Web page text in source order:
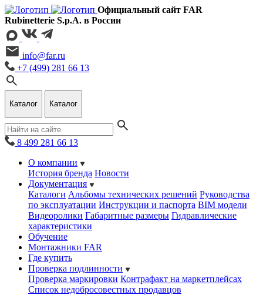
Официальный сайт FAR
Rubinetterie S.p.A. в России
info@far.ru
+7 (499) 281 66 13
Каталог Каталог
8 499 281 66 13
О компании
История бренда Новости
Документация
Каталоги Альбомы технических решений Руководства
по эксплуатации Инструкции и паспорта BIM модели
Видеоролики Габаритные размеры Гидравлические
характеристики
Обучение
Монтажники FAR
Где купить
Проверка подлинности
Проверка маркировки Контрафакт на маркетплейсах
Cписок недобросовестных продавцов